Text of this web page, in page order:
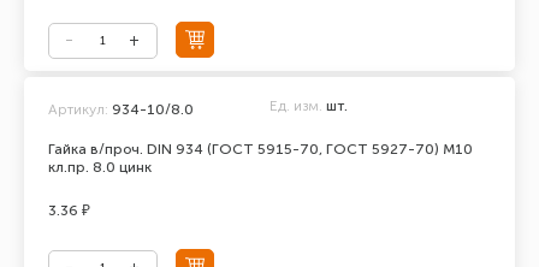
Гайка в/проч. DIN 934 (ГОСТ 5915-70, ГОСТ 5927-70) М10
кл.пр. 8.0 цинк
Артикул: 934-10/8.0 Ед. изм. шт.
3.36 ₽